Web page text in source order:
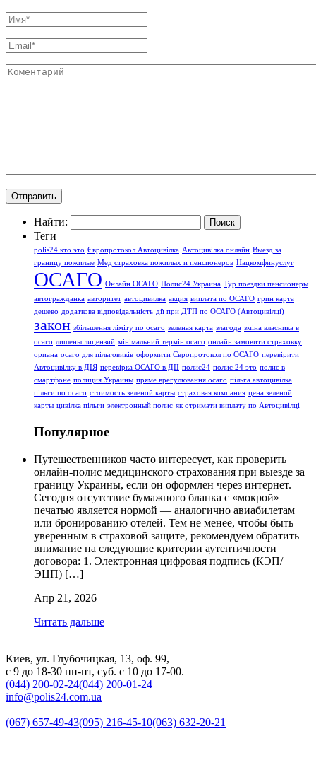
Найти:
Теги
polis24 кто это Європротокол Автоцивілка Автоцивілка онлайн Выезд за
границу пожилые Мед страховка пожилых и пенсионеров Нацкомфинуслуг
ОСАГО Онлайн ОСАГО Полис24 Украина Тур поездки пенсионеры
автогражданка авторитет автоцивилка акция виплата по ОСАГО грин карта
дешево додаткова відповідальність дії при ДТП по ОСАГО (Автоцивілці)
закон збільшення ліміту по осаго зеленая карта злагода зміна власника в
осаго лишены лицензий мінімальний термін осаго онлайн замовити страховку
ориана осаго для пільговиків оформити Європротокол по ОСАГО перевірити
Автоцивілку в ДІЯ перевірка ОСАГО в ДІЇ полис24 полис 24 это полис в
смартфоне полиция Украины пряме врегулювання осаго пільга автоцивілка
пільги по осаго стоимость зеленой карты страховая компания цена зеленой
карты цивілка пільги электронный полис як отримати виплату по Автоцивілці
Популярное
Путешественников часто интересует, как проверить
онлайн-полис медицинского страхования при выезде за
границу Украины, если он оформлен через интернет.
Сегодня отсутствие бумажного бланка с «мокрой»
печатью является нормой — аналогично авиабилетам
или бронированию отелей. Тем не менее, чтобы быть
уверенным в страховой защите, рекомендуем обратить
внимание на следующие критерии аутентичности
договора: 1. Электронная цифровая подпись (КЭП/
ЭЦП) […]
Апр 21, 2026
Читать дальше
Киев, ул. Глубочицкая, 13, оф. 99,
с 9 до 18-30 пн-пт, суб. с 10 до 17-00.
(044) 200-02-24(044) 200-01-24
info@polis24.com.ua
(067) 657-49-43(095) 216-45-10(063) 632-20-21